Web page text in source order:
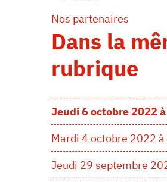
Nos partenaires
Dans la
rubrique
Jeudi 6 octobre 2022
Mardi 4 octobre 2022 à
Jeudi 29 septembre